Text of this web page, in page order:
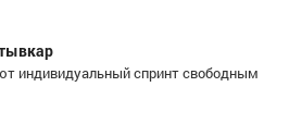
индивидуальный спринт свободным